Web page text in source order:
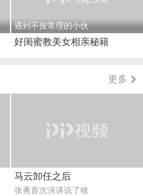
遇到不按常理的小伙
好闺蜜教美女相亲秘籍
更多
马云卸任之后
张勇首次演讲说了啥